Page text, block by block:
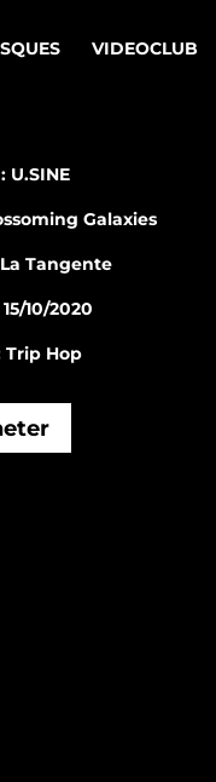
VIDEOCLUB
U.SINE
Galaxies
Tangente
10/2020
Trip Hop